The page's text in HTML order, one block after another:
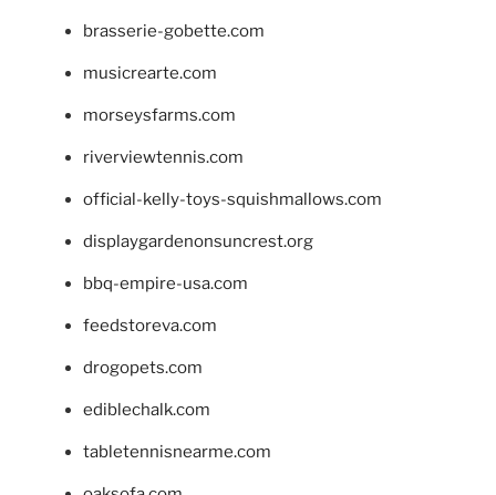
brasserie-gobette.com
musicrearte.com
morseysfarms.com
riverviewtennis.com
official-kelly-toys-squishmallows.com
displaygardenonsuncrest.org
bbq-empire-usa.com
feedstoreva.com
drogopets.com
ediblechalk.com
tabletennisnearme.com